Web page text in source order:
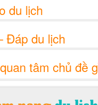
du lịch
Đáp du lịch
tâm chủ đề